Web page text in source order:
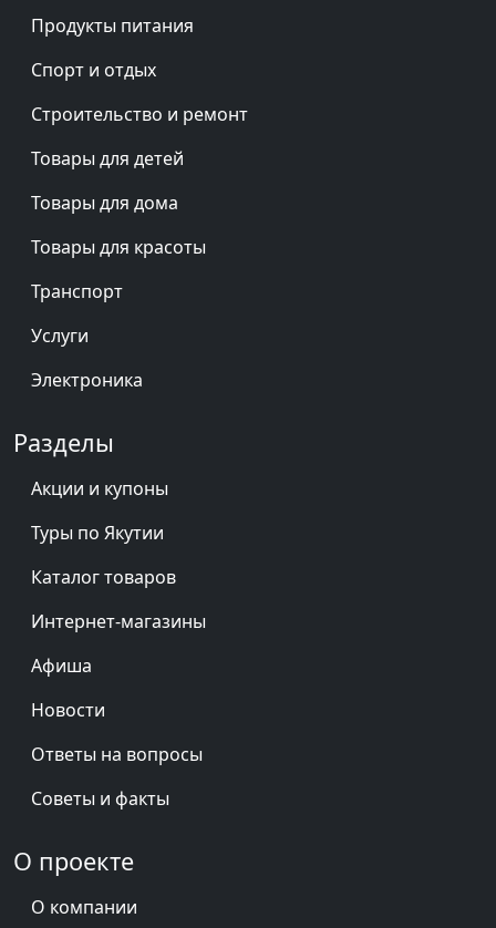
Продукты питания
Спорт и отдых
Строительство и ремонт
Товары для детей
Товары для дома
Товары для красоты
Транспорт
Услуги
Электроника
Разделы
Акции и купоны
Туры по Якутии
Каталог товаров
Интернет-магазины
Афиша
Новости
Ответы на вопросы
Советы и факты
О проекте
О компании